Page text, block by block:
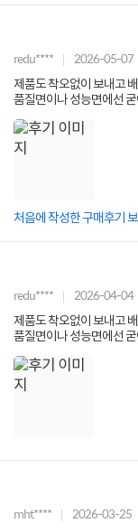
redu**** 2026-05-07
제품도 착오없이 보내고
품질면이나 성능면에선
처음에 작성한 구매후기 보
redu**** 2026-04-04
제품도 착오없이 보내고
품질면이나 성능면에선
mht**** 2026-03-25